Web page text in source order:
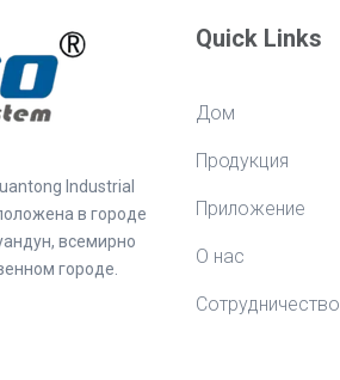
Industrial
в городе
всемирно
городе.
Quick Links
Дом
Продукция
Приложение
О нас
Сотрудничество